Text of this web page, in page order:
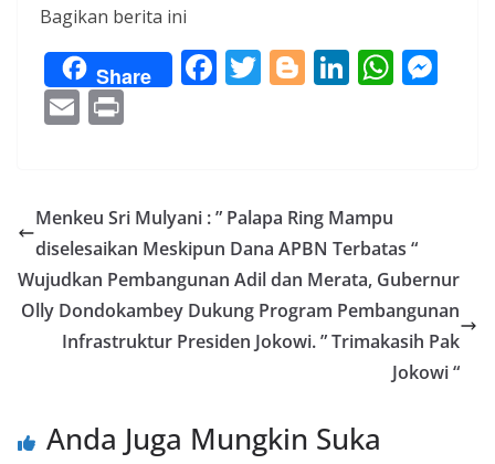
Bagikan berita ini
Share F
o
o
k
T Bl
er
Li
dI
n
W
p
p er
E
l
Menkeu Sri Mulyani : ” Palapa Ring Mampu
diselesaikan Meskipun Dana APBN Terbatas “
Wujudkan Pembangunan Adil dan Merata, Gubernur
Olly Dondokambey Dukung Program Pembangunan
Infrastruktur Presiden Jokowi. ” Trimakasih Pak
Jokowi “
Anda Juga Mungkin Suka